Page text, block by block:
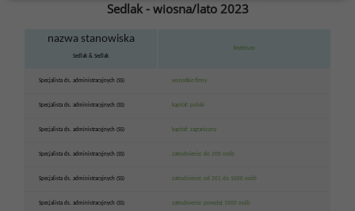
Sedlak - wiosna/lato 2023
nazwa stanowiska
Sedlak & Sedlak
kryterium
Specjalista ds. administracyjnych (SS) wszystkie firmy
Specjalista ds. administracyjnych (SS) kapitał: polski
Specjalista ds. administracyjnych (SS) kapitał: zagraniczny
Specjalista ds. administracyjnych (SS) zatrudnienie: do 200 osób
Specjalista ds. administracyjnych (SS) zatrudnienie: od 201 do 1000 osób
Specjalista ds. administracyjnych (SS) zatrudnienie: powyżej 1000 osób